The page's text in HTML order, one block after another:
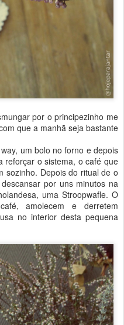
por o principezinho me
que a manhã seja bastante
um bolo no forno e depois
reforçar o sistema, o café que
sozinho. Depois do ritual de o
por uns minutos na
uma Stroopwafle. O
amolecem e derretem
no interior desta pequena